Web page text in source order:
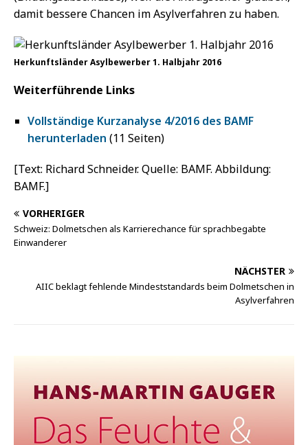
damit bessere Chancen im Asylverfahren zu haben.
Herkunftsländer Asylbewerber 1. Halbjahr 2016
Weiterführende Links
Vollständige Kurzanalyse 4/2016 des BAMF
herunterladen (11 Seiten)
[Text: Richard Schneider. Quelle: BAMF. Abbildung:
BAMF.]
VORHERIGER
Schweiz: Dolmetschen als Karrierechance für sprachbegabte
Einwanderer
NÄCHSTER
AIIC beklagt fehlende Mindeststandards beim Dolmetschen in
Asylverfahren